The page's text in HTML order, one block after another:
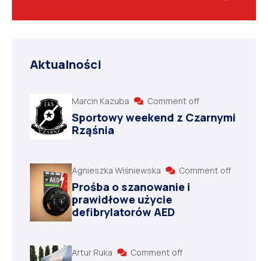
Aktualności
Marcin Kazuba Comment off
Sportowy weekend z Czarnymi
Rząśnia
Agnieszka Wiśniewska Comment off
Prośba o szanowanie i
prawidłowe użycie
defibrylatorów AED
Artur Ruka Comment off